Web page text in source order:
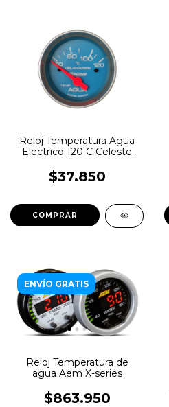
Reloj Temperatura Agua
Electrico 120 C Celeste
$37.850
ENVÍO GRATIS
Reloj Temperatura de
agua Aem X-series
$863.950